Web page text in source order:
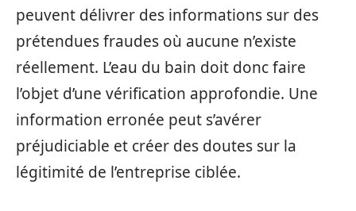
peuvent délivrer des informations sur des
prétendues fraudes où aucune n’existe
réellement. L’eau du bain doit donc faire
l’objet d’une vérification approfondie. Une
information erronée peut s’avérer
préjudiciable et créer des doutes sur la
légitimité de l’entreprise ciblée.